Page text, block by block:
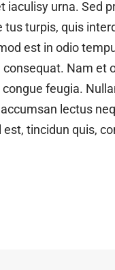
iaculisy urna. Sed
tus turpis, quis
est in odio
Nam et
feugia.
lectus
tincidun quis,